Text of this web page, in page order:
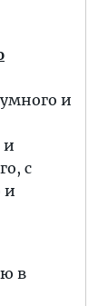
и
и
с
и
в